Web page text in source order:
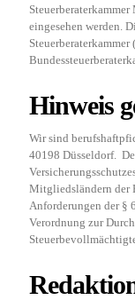
eingesehen werden.
Steuerberaterkammer (
Hinweis
Wir sind
40198 Düsseldorf.
Mitgliedsländern der
Anforderungen der §
Verordnung zur